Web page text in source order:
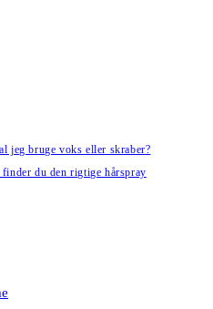
jeg bruge voks eller skraber?
du den rigtige hårspray